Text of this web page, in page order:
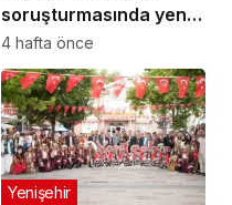
soruşturmasında yeni
gelişme!
4 hafta önce
Yenişehir